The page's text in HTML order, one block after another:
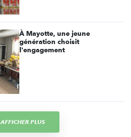
À Mayotte, une jeune
génération choisit
l'engagement
AFFICHER PLUS